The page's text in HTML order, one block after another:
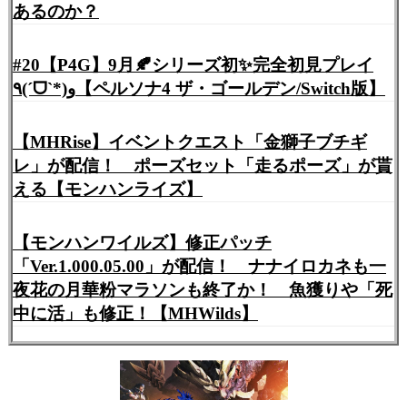
あるのか？
#20【P4G】9月🍂シリーズ初✨完全初見プレイ
٩(ˊᗜˋ*)و【ペルソナ4 ザ・ゴールデン/Switch版】
【MHRise】イベントクエスト「金獅子ブチギ
レ」が配信！ ポーズセット「走るポーズ」が貰
える【モンハンライズ】
【モンハンワイルズ】修正パッチ
「Ver.1.000.05.00」が配信！ ナナイロカネも一
夜花の月華粉マラソンも終了か！ 魚獲りや「死
中に活」も修正！【MHWilds】